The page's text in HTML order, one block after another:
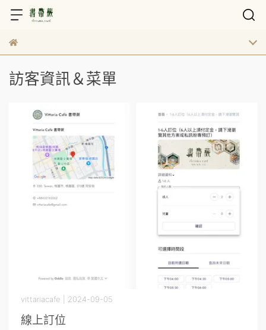
訪客資訊＆菜單
線上訂位
vittariacafe | 2024-09-05